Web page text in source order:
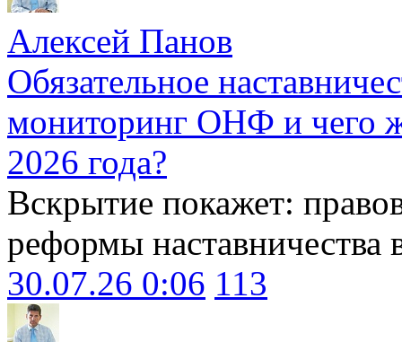
Алексей Панов
Обязательное
мониторинг ОНФ и чего
2026 года?
Вскрытие покажет:
реформы наставничества
30.07.26 0:06 113